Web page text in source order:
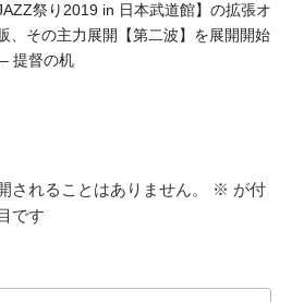
祭り2019 in 日本武道館】の拡張オ
、その主力展開【第二波】を展開開始
提督の机
されることはありません。 ※ が付
です